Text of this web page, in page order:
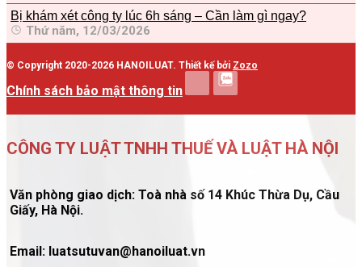
Bị khám xét công ty lúc 6h sáng – Cần làm gì ngay?
Thứ năm, 12/03/2026
© Copyright 2020-2026 HANOILUAT. Thiết kế bởi Zozo
Chính sách bảo mật thông tin
CÔNG TY LUẬT TNHH THUẾ VÀ LUẬT HÀ NỘI
Văn phòng giao dịch: Toà nhà số 14 Khúc Thừa Dụ, Cầu
Giấy, Hà Nội.
Email: luatsutuvan@hanoiluat.vn